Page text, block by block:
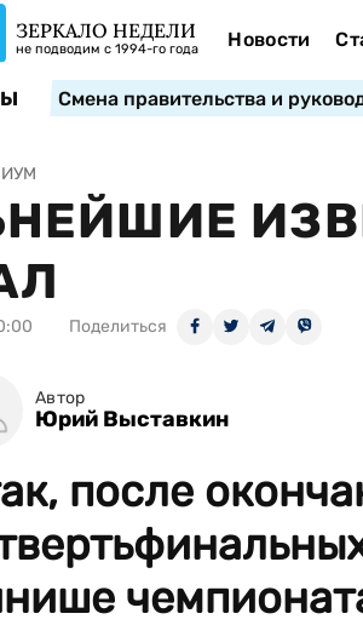
ЗЕРКАЛО НЕДЕЛИ
не подводим с 1994-го года Новости
Смена правительства и
Поделиться
Автор
Юрий Выставкин
после